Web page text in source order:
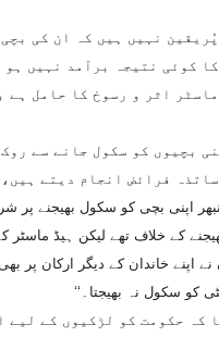
نہیں ہیں کہ ان کی
کوئی نتیجہ برآمد نہیں
اثر و رسوخ کا حامل
بچیوں کو سکول جانے سے
فرائض انجام دیتے
اپنی بچی کو سکول بھیجنے پر
کے خلاف تھے لیکن ہیڈ
اپنے خاندان کے دیگر ارکان پر
کو سکول نہ بھیجتا۔‘‘
کہ حکومت کو لڑکیوں کے